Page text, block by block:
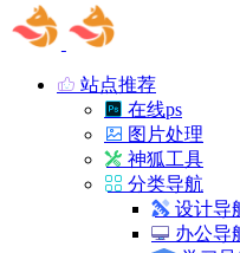
站点推荐
在线ps
图片处理
神狐工具
分类导航
设计导
办公导